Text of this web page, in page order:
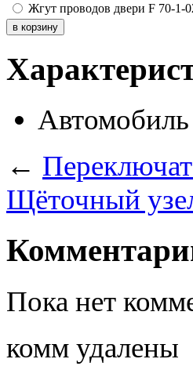
Жгут проводов двери F 70-1-
Автомобиль
←
Щёточный
Пока нет
комм удалены